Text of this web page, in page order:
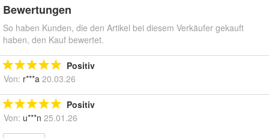
Bewertungen
So haben Kunden, die den Artikel bei diesem Verkäufer gekauft
haben, den Kauf bewertet.
Positiv
Von: r***a 20.03.26
Positiv
Von: u***n 25.01.26